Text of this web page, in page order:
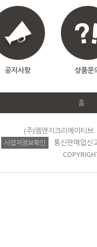
공지사항 상품문
홈
(주)엠앤지크리에이티
사업자정보확인
통신판매업